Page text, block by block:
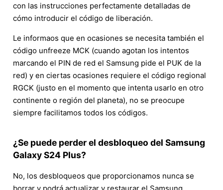
con las instrucciones perfectamente detalladas de
cómo introducir el código de liberación.
Le informaos que en ocasiones se necesita también el
código unfreeze MCK (cuando agotan los intentos
marcando el PIN de red el Samsung pide el PUK de la
red) y en ciertas ocasiones requiere el código regional
RGCK (justo en el momento que intenta usarlo en otro
continente o región del planeta), no se preocupe
siempre facilitamos todos los códigos.
¿Se puede perder el desbloqueo del Samsung
Galaxy S24 Plus?
No, los desbloqueos que proporcionamos nunca se